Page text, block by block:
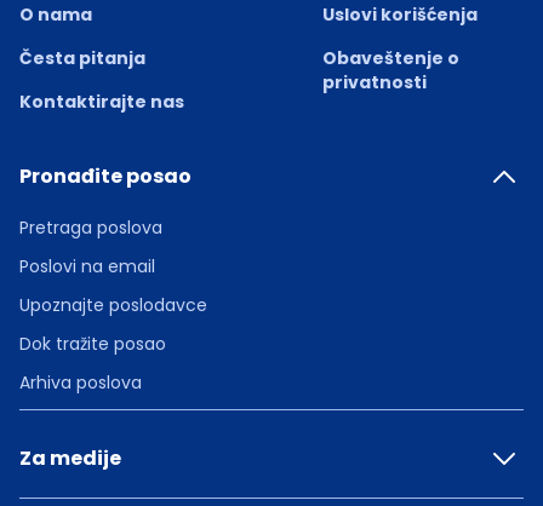
O nama
Česta pitanja
Kontaktirajte nas
Uslovi korišćenja
Obaveštenje o
privatnosti
Pronađite posao
Pretraga poslova
Poslovi na email
Upoznajte poslodavce
Dok tražite posao
Arhiva poslova
Za medije